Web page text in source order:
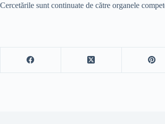
Cercetările sunt continuate de către organele